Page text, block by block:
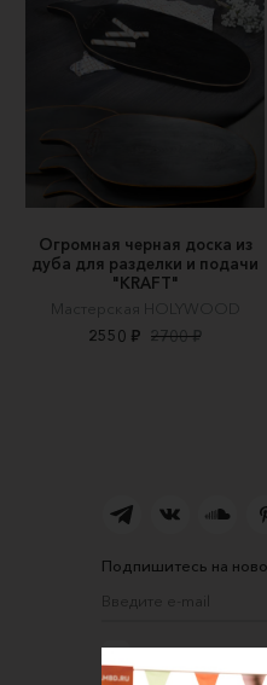
Огромная черная доска из
дуба для разделки и подачи
"KRAFT"
Мастерская HOLYWOOD
2550 ₽ 2700 ₽
Подпишитесь на
Соглашаюсь на
данных в